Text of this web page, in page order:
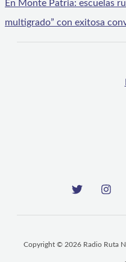
En Monte Patria: escuelas
multigrado” con exitosa
Copyright © 2026 Radio Ruta